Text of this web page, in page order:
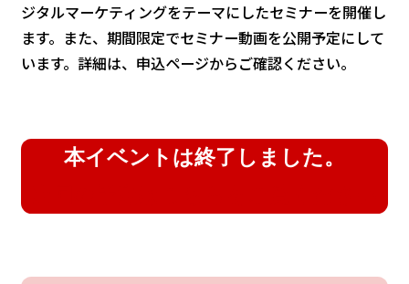
ジタルマーケティングをテーマにしたセミナーを開催し
ます。また、期間限定でセミナー動画を公開予定にして
います。詳細は、申込ページからご確認ください。
本イベントは終了しました。